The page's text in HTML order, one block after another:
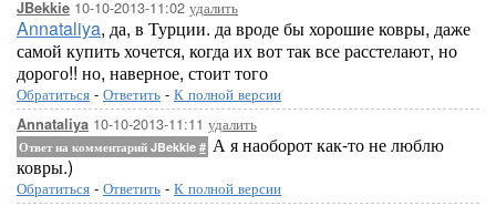
JBekkie 10-10-2013-11:02 удалить
Annataliya, да, в Турции. да вроде бы хорошие ковры, даже
самой купить хочется, когда их вот так все расстелают, но
дорого!! но, наверное, стоит того
Обратиться - Ответить - К полной версии
Annataliya 10-10-2013-11:11 удалить
Ответ на комментарий JBekkie # А я наоборот как-то не люблю
ковры.)
Обратиться - Ответить - К полной версии